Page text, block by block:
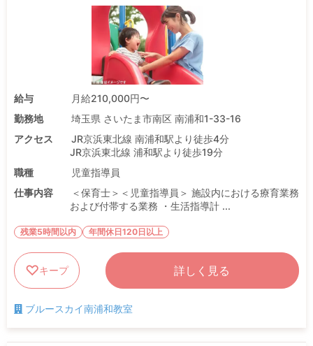
給与
月給210,000円〜
勤務地
埼玉県 さいたま市南区 南浦和1-33-16
アクセス
JR京浜東北線 南浦和駅より徒歩4分
JR京浜東北線 浦和駅より徒歩19分
職種
児童指導員
仕事内容
＜保育士＞＜児童指導員＞ 施設内における療育業務
および付帯する業務 ・生活指導計 ...
残業5時間以内 年間休日120日以上
キープ 詳しく見る
ブルースカイ南浦和教室